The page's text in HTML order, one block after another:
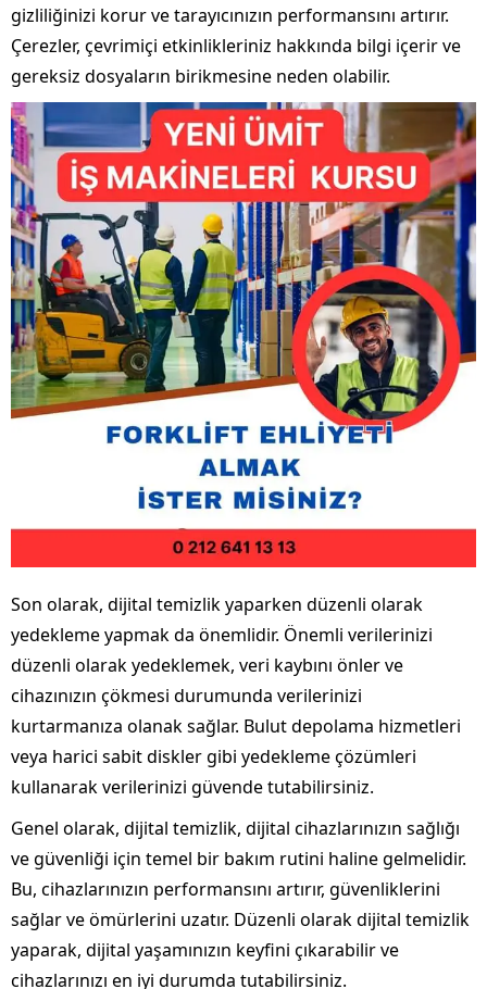
gizliliğinizi korur ve tarayıcınızın performansını artırır.
Çerezler, çevrimiçi etkinlikleriniz hakkında bilgi içerir ve
gereksiz dosyaların birikmesine neden olabilir.
Son olarak, dijital temizlik yaparken düzenli olarak
yedekleme yapmak da önemlidir. Önemli verilerinizi
düzenli olarak yedeklemek, veri kaybını önler ve
cihazınızın çökmesi durumunda verilerinizi
kurtarmanıza olanak sağlar. Bulut depolama hizmetleri
veya harici sabit diskler gibi yedekleme çözümleri
kullanarak verilerinizi güvende tutabilirsiniz.
Genel olarak, dijital temizlik, dijital cihazlarınızın sağlığı
ve güvenliği için temel bir bakım rutini haline gelmelidir.
Bu, cihazlarınızın performansını artırır, güvenliklerini
sağlar ve ömürlerini uzatır. Düzenli olarak dijital temizlik
yaparak, dijital yaşamınızın keyfini çıkarabilir ve
cihazlarınızı en iyi durumda tutabilirsiniz.